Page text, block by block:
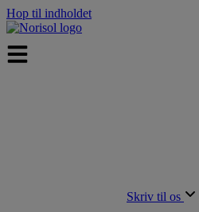
Hop til indholdet
Skriv til os